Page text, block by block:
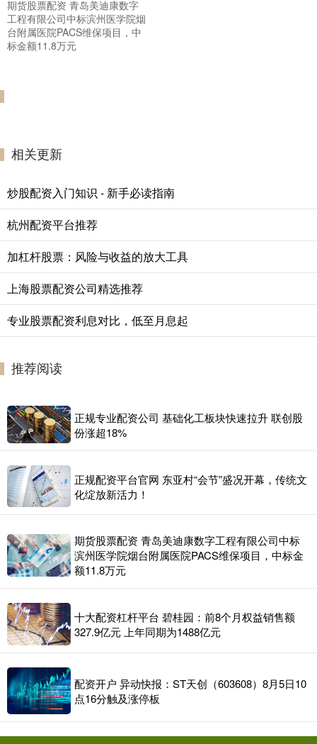
期货股票配资 青岛美迪康数字
工程有限公司中标滨州医学院烟
台附属医院PACS维保项目，中
标金额11.8万元
相关更新
炒股配资入门知识 - 新手必读指南
杭州配资平台推荐
加杠杆股票：风险与收益的放大工具
上海股票配资公司精选推荐
专业股票配资利息对比，低至月息起
推荐阅读
正规专业配资公司 基础化工板块快速拉升 联创股
份涨超18%
正规配资平台官网 东亚村“会节”盛况开幕，传统文
化绽放新活力！
期货股票配资 青岛美迪康数字工程有限公司中标
滨州医学院烟台附属医院PACS维保项目，中标金
额11.8万元
十大配资杠杆平台 碧桂园：前8个月权益销售额
327.9亿元 上年同期为1488亿元
配资开户 异动快报：ST天创（603608）8月5日10
点16分触及涨停板